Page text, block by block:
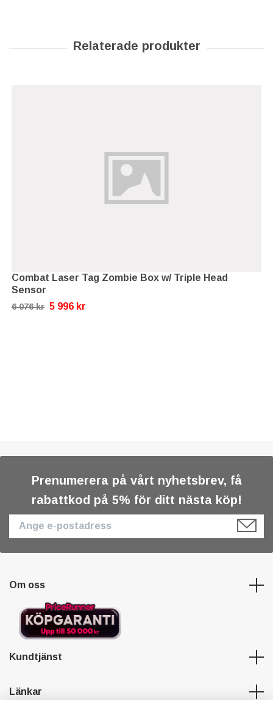
Combat Laser Tag Zombie Box w/ Triple Head
Sensor
6 076 kr 5 996 kr
Prenumerera på vårt nyhetsbrev, få
rabattkod på 5% för ditt nästa köp!
Om oss
Kundtjänst
Länkar